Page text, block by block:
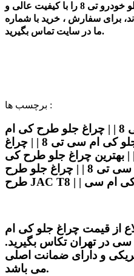
آقای کی ام سی در تهران چراغ جلو خودرو تی 8 را با کیفیت عالی و
برای سفارش ، خرید با شماره
ما در سایت تماس بگیرید.
برچسب ها :
چراغ جلو طرح کی ام سی تی 8 | | چراغ جلو طرح کی ام
سی تی 8 | | قیمت چراغ جلو کی ام سی تی 8 | | چراغ
جلو جک کی ام سی تی 8 | | بهترین چراغ جلو طرح کی
ام سی تی 8 | | چراغ جلو طرح KMC T8 | | چراغ جلو
از قیمت چراغ جلو کی ام
ام سی در تهران تکاس بگیرید.
و دارای ضمانت اصلی
می باشد.